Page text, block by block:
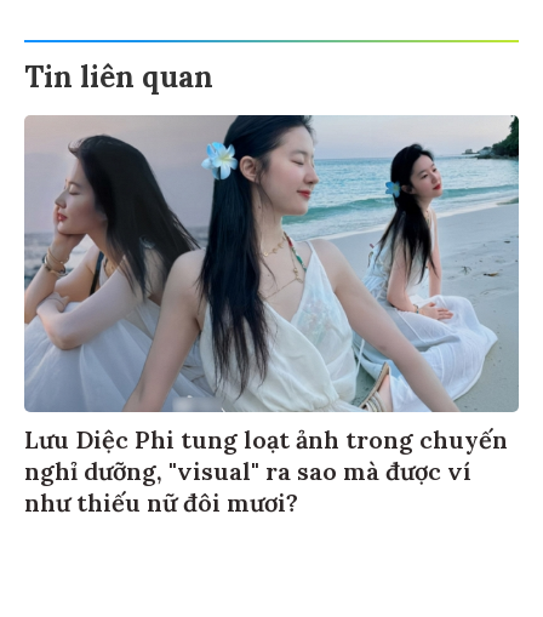
Tin liên quan
Lưu Diệc Phi tung loạt ảnh trong chuyến
nghỉ dưỡng, "visual" ra sao mà được ví
như thiếu nữ đôi mươi?